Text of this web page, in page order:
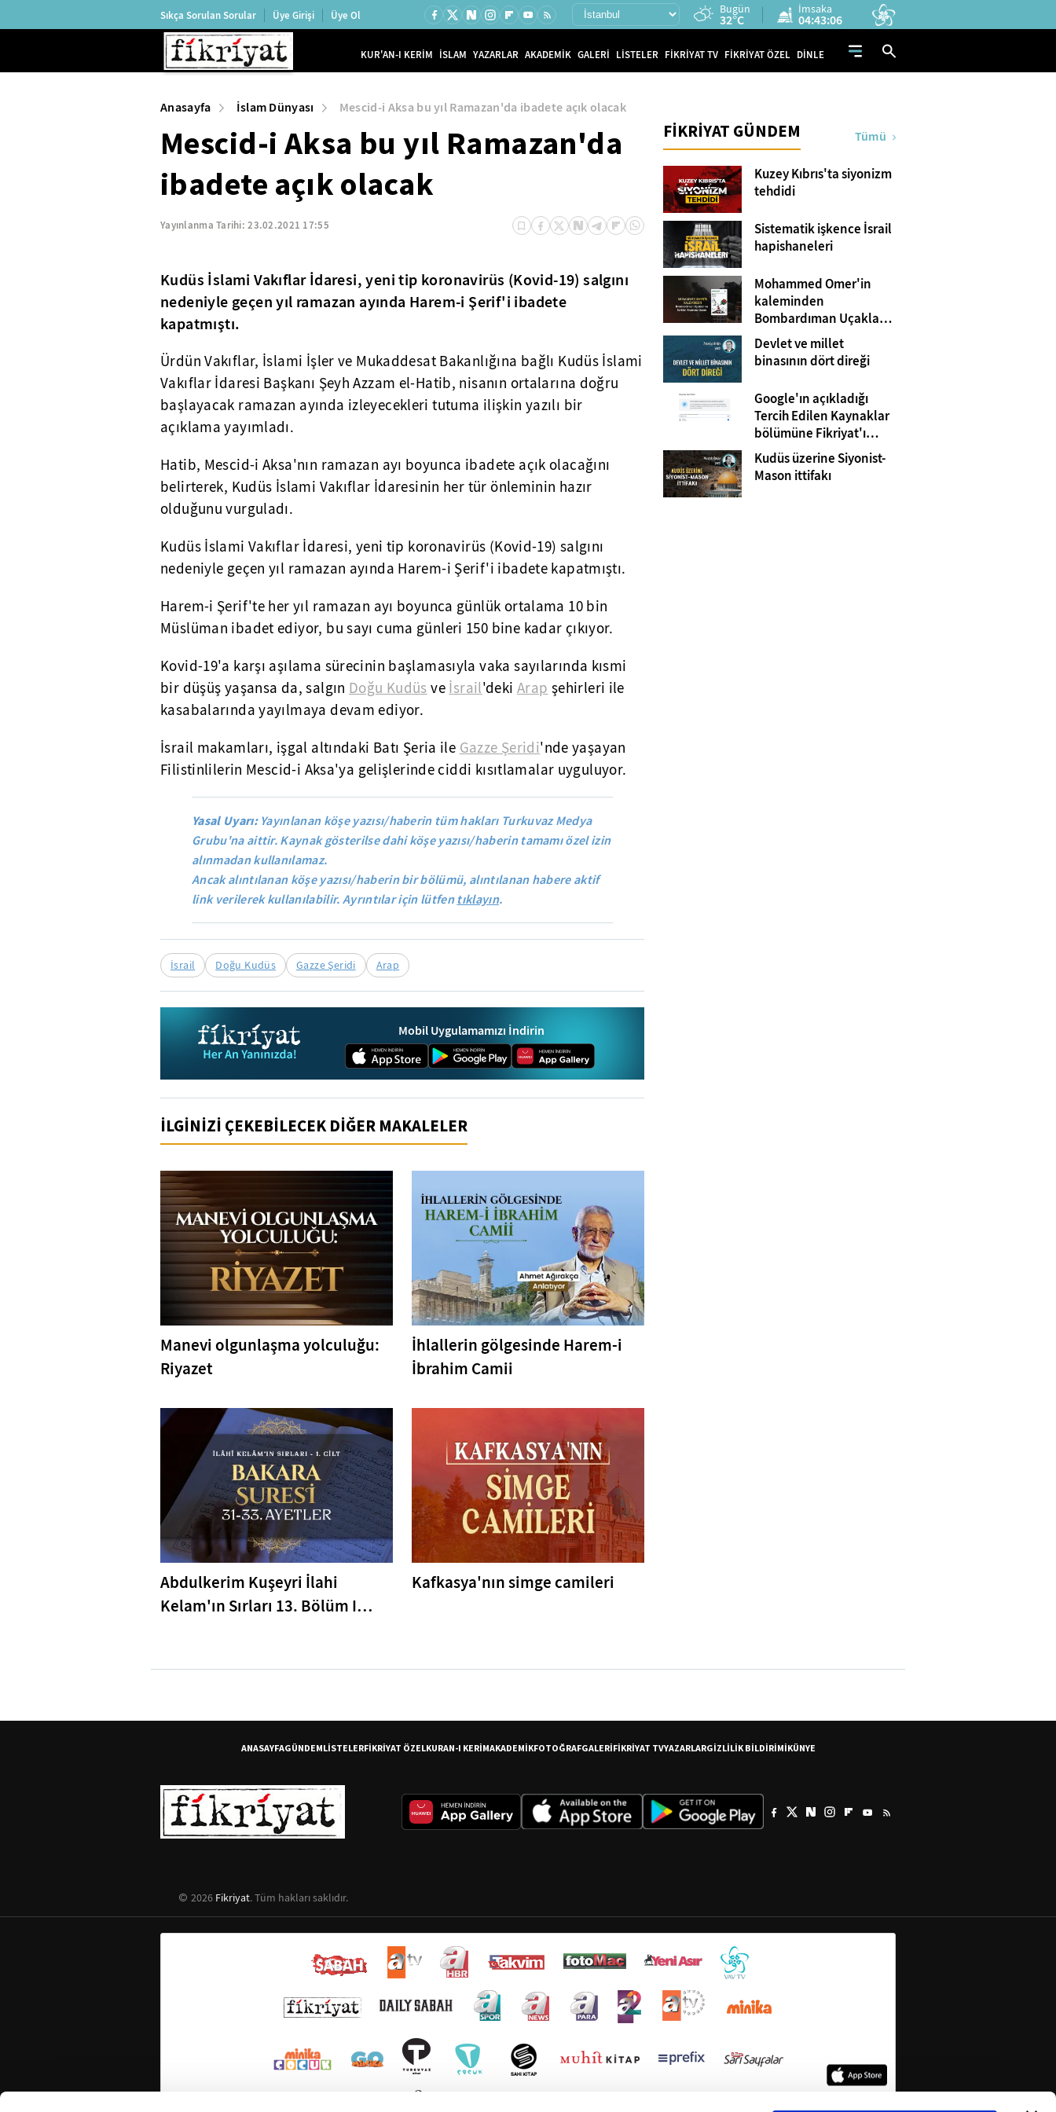
Sıkça Sorulan Sorular Üye Girişi Üye Ol Bugün
32°C
İmsaka
04:43:05
KUR'AN-I KERİM İSLAM YAZARLAR AKADEMİK GALERİ LİSTELER FİKRİYAT TV FİKRİYAT ÖZEL DİNLE
Anasayfa İslam Dünyası Mescid-i Aksa bu yıl Ramazan'da ibadete açık olacak
Mescid-i Aksa bu yıl Ramazan'da
ibadete açık olacak
Yayınlanma Tarihi:23.02.2021 17:55
Kudüs İslami Vakıflar İdaresi, yeni tip koronavirüs (Kovid-19) salgını
nedeniyle geçen yıl ramazan ayında Harem-i Şerif'i ibadete
kapatmıştı.
Ürdün Vakıflar, İslami İşler ve Mukaddesat Bakanlığına bağlı Kudüs İslami
Vakıflar İdaresi Başkanı Şeyh Azzam el-Hatib, nisanın ortalarına doğru
başlayacak ramazan ayında izleyecekleri tutuma ilişkin yazılı bir
açıklama yayımladı.
Hatib, Mescid-i Aksa'nın ramazan ayı boyunca ibadete açık olacağını
belirterek, Kudüs İslami Vakıflar İdaresinin her tür önleminin hazır
olduğunu vurguladı.
Kudüs İslami Vakıflar İdaresi, yeni tip koronavirüs (Kovid-19) salgını
nedeniyle geçen yıl ramazan ayında Harem-i Şerif'i ibadete kapatmıştı.
Harem-i Şerif'te her yıl ramazan ayı boyunca günlük ortalama 10 bin
Müslüman ibadet ediyor, bu sayı cuma günleri 150 bine kadar çıkıyor.
Kovid-19'a karşı aşılama sürecinin başlamasıyla vaka sayılarında kısmi
bir düşüş yaşansa da, salgın Doğu Kudüs ve İsrail'deki Arap şehirleri ile
kasabalarında yayılmaya devam ediyor.
İsrail makamları, işgal altındaki Batı Şeria ile Gazze Şeridi'nde yaşayan
Filistinlilerin Mescid-i Aksa'ya gelişlerinde ciddi kısıtlamalar uyguluyor.
Yasal Uyarı:Yayınlanan köşe yazısı/haberin tüm hakları Turkuvaz Medya
Grubu'na aittir. Kaynak gösterilse dahi köşe yazısı/haberin tamamı özel izin
alınmadan kullanılamaz.
Ancak alıntılanan köşe yazısı/haberin bir bölümü, alıntılanan habere aktif
link verilerek kullanılabilir. Ayrıntılar için lütfentıklayın.
İsrail Doğu Kudüs Gazze Şeridi Arap
Mobil Uygulamamızı İndirin
İLGİNİZİ ÇEKEBİLECEK DİĞER MAKALELER
Manevi olgunlaşma yolculuğu:
Riyazet
İhlallerin gölgesinde Harem-i
İbrahim Camii
Abdulkerim Kuşeyri İlahi
Kelam'ın Sırları 13. Bölüm I
Kafkasya'nın simge camileri
FİKRİYAT GÜNDEM Tümü
Kuzey Kıbrıs'ta siyonizm
tehdidi
Sistematik işkence İsrail
hapishaneleri
Mohammed Omer'in
kaleminden
Bombardıman Uçakları
ve Tanklar Arasında
Gazze
Devlet ve millet
binasının dört direği
Google'ın açıkladığı
Tercih Edilen Kaynaklar
bölümüne Fikriyat'ı
eklemeyi unutmayın!
Kudüs üzerine Siyonist-
Mason ittifakı
ANASAYFAGÜNDEMLİSTELERFİKRİYAT ÖZELKURAN-I KERİMAKADEMİKFOTOĞRAFGALERİFİKRİYAT TVYAZARLARGİZLİLİK BİLDİRİMİKÜNYE
2026 Fikriyat. Tüm hakları saklıdır.